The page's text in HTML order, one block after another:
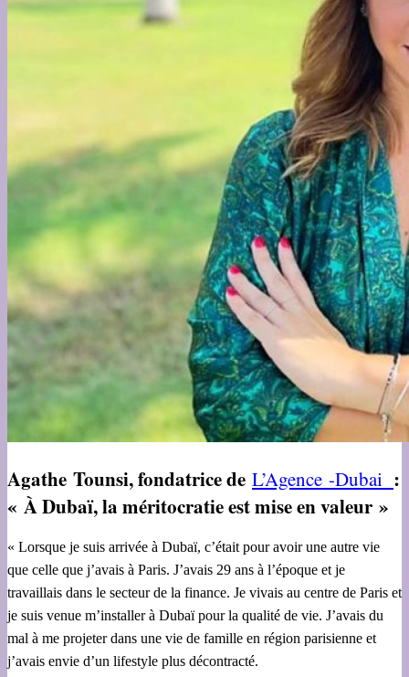
Agathe Tounsi, fondatrice de L’Agence -Dubai :
« À Dubaï, la méritocratie est mise en valeur »
« Lorsque je suis arrivée à Dubaï, c’était pour avoir une autre vie
que celle que j’avais à Paris. J’avais 29 ans à l’époque et je
travaillais dans le secteur de la finance. Je vivais au centre de Paris et
je suis venue m’installer à Dubaï pour la qualité de vie. J’avais du
mal à me projeter dans une vie de famille en région parisienne et
j’avais envie d’un lifestyle plus décontracté.